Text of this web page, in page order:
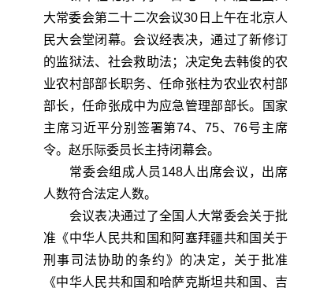
大常委会第二十二次会议30日上午在北京人
民大会堂闭幕。会议经表决，通过了新修订
的监狱法、社会救助法；决定免去韩俊的农
业农村部部长职务、任命张柱为农业农村部
部长，任命张成中为应急管理部部长。国家
主席习近平分别签署第74、75、76号主席
令。赵乐际委员长主持闭幕会。
常委会组成人员148人出席会议，出席
人数符合法定人数。
会议表决通过了全国人大常委会关于批
准《中华人民共和国和阿塞拜疆共和国关于
刑事司法协助的条约》的决定，关于批准
《中华人民共和国和哈萨克斯坦共和国、吉